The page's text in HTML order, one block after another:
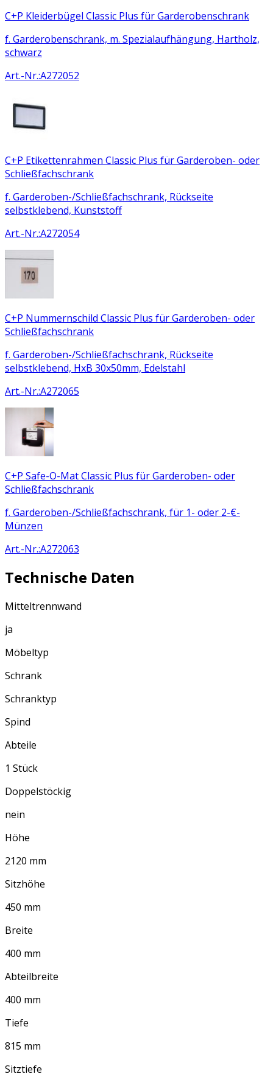
C+P Kleiderbügel Classic Plus für Garderobenschrank
f. Garderobenschrank, m. Spezialaufhängung, Hartholz,
schwarz
Art.-Nr.:A272052
C+P Etikettenrahmen Classic Plus für Garderoben- oder
Schließfachschrank
f. Garderoben-/Schließfachschrank, Rückseite
selbstklebend, Kunststoff
Art.-Nr.:A272054
C+P Nummernschild Classic Plus für Garderoben- oder
Schließfachschrank
f. Garderoben-/Schließfachschrank, Rückseite
selbstklebend, HxB 30x50mm, Edelstahl
Art.-Nr.:A272065
C+P Safe-O-Mat Classic Plus für Garderoben- oder
Schließfachschrank
f. Garderoben-/Schließfachschrank, für 1- oder 2-€-
Münzen
Art.-Nr.:A272063
Technische Daten
Mitteltrennwand
ja
Möbeltyp
Schrank
Schranktyp
Spind
Abteile
1 Stück
Doppelstöckig
nein
Höhe
2120 mm
Sitzhöhe
450 mm
Breite
400 mm
Abteilbreite
400 mm
Tiefe
815 mm
Sitztiefe